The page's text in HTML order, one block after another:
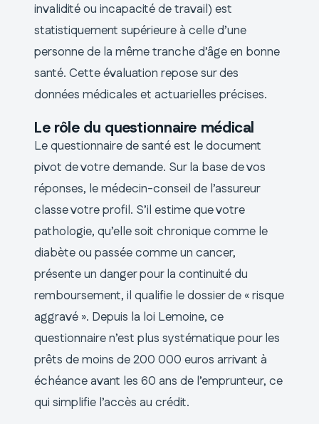
invalidité ou incapacité de travail) est
statistiquement supérieure à celle d’une
personne de la même tranche d’âge en bonne
santé. Cette évaluation repose sur des
données médicales et actuarielles précises.
Le rôle du questionnaire médical
Le questionnaire de santé est le document
pivot de votre demande. Sur la base de vos
réponses, le médecin-conseil de l’assureur
classe votre profil. S’il estime que votre
pathologie, qu’elle soit chronique comme le
diabète ou passée comme un cancer,
présente un danger pour la continuité du
remboursement, il qualifie le dossier de « risque
aggravé ». Depuis la loi Lemoine, ce
questionnaire n’est plus systématique pour les
prêts de moins de 200 000 euros arrivant à
échéance avant les 60 ans de l’emprunteur, ce
qui simplifie l’accès au crédit.